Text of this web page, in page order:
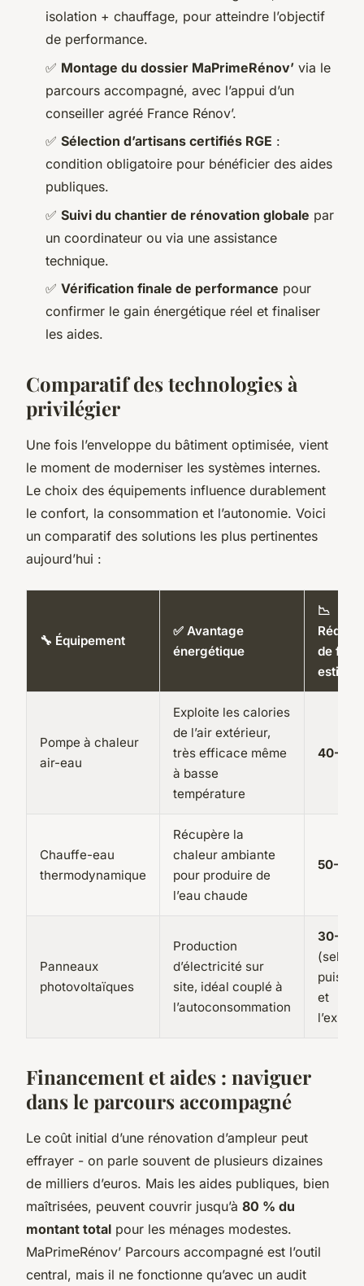
isolation + chauffage, pour atteindre l’objectif
de performance.
✅ Montage du dossier MaPrimeRénov’ via le
parcours accompagné, avec l’appui d’un
conseiller agréé France Rénov’.
✅ Sélection d’artisans certifiés RGE :
condition obligatoire pour bénéficier des aides
publiques.
✅ Suivi du chantier de rénovation globale par
un coordinateur ou via une assistance
technique.
✅ Vérification finale de performance pour
confirmer le gain énergétique réel et finaliser
les aides.
Comparatif des technologies à
privilégier
Une fois l’enveloppe du bâtiment optimisée, vient
le moment de moderniser les systèmes internes.
Le choix des équipements influence durablement
le confort, la consommation et l’autonomie. Voici
un comparatif des solutions les plus pertinentes
aujourd’hui :
🔧 Équipement
✅ Avantage
énergétique
📉
de
estimée
Pompe à chaleur
air-eau
Exploite les calories
de l’air extérieur,
très efficace même
à basse
température
40-60
Chauffe-eau
thermodynamique
Récupère la
chaleur ambiante
pour produire de
l’eau chaude
50-60
Panneaux
photovoltaïques
Production
d’électricité sur
site, idéal couplé à
l’autoconsommation
30-50
(selon
et
Financement et aides : naviguer
dans le parcours accompagné
Le coût initial d’une rénovation d’ampleur peut
effrayer - on parle souvent de plusieurs dizaines
de milliers d’euros. Mais les aides publiques, bien
maîtrisées, peuvent couvrir jusqu’à 80 % du
montant total pour les ménages modestes.
MaPrimeRénov’ Parcours accompagné est l’outil
central, mais il ne fonctionne qu’avec un audit